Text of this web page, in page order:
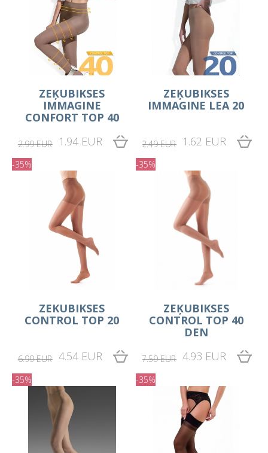
ZEĶUBIKSES
IMMAGINE
CONFORT TOP 40
2.99 EUR 1.94 EUR
ZEĶUBIKSES
IMMAGINE LEA 20
2.49 EUR 1.62 EUR
-35%
ZEKUBIKSES
CONTROL TOP 20
6.99 EUR 4.54 EUR
-35%
ZEĶUBIKSES
CONTROL TOP 40
DEN
7.59 EUR 4.93 EUR
-35% -35%